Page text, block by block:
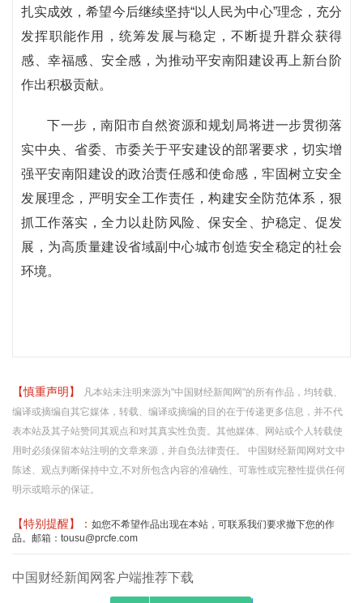
扎实成效，希望今后继续坚持“以人民为中心”理念，充分
发挥职能作用，统筹发展与稳定，不断提升群众获得
感、幸福感、安全感，为推动平安南阳建设再上新台阶
作出积极贡献。
下一步，南阳市自然资源和规划局将进一步贯彻落
实中央、省委、市委关于平安建设的部署要求，切实增
强平安南阳建设的政治责任感和使命感，牢固树立安全
发展理念，严明安全工作责任，构建安全防范体系，狠
抓工作落实，全力以赴防风险、保安全、护稳定、促发
展，为高质量建设省域副中心城市创造安全稳定的社会
环境。
【慎重声明】
凡本站未注明来源为"中国财经新闻网"的所有作品，均转载、
编译或摘编自其它媒体，转载、编译或摘编的目的在于传递更多信息，并不代
表本站及其子站赞同其观点和对其真实性负责。其他媒体、网站或个人转载使
用时必须保留本站注明的文章来源，并自负法律责任。 中国财经新闻网对文中
陈述、观点判断保持中立,不对所包含内容的准确性、可靠性或完整性提供任何
明示或暗示的保证。
【特别提醒】： 如您不希望作品出现在本站，可联系我们要求撤下您的作
品。邮箱：tousu@prcfe.com
中国财经新闻网客户端推荐下载